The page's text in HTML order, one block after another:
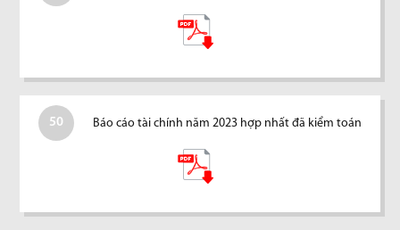
50 Báo cáo tài chính năm 2023 hợp nhất đã kiểm toán